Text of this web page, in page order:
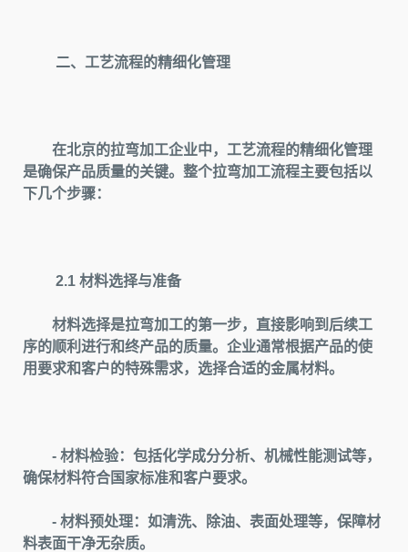
二、工艺流程的精细化管理
在北京的拉弯加工企业中，工艺流程的精细化管理
是确保产品质量的关键。整个拉弯加工流程主要包括以
下几个步骤：
2.1 材料选择与准备
材料选择是拉弯加工的第一步，直接影响到后续工
序的顺利进行和终产品的质量。企业通常根据产品的使
用要求和客户的特殊需求，选择合适的金属材料。
- 材料检验：包括化学成分分析、机械性能测试等，
确保材料符合国家标准和客户要求。
- 材料预处理：如清洗、除油、表面处理等，保障材
料表面干净无杂质。